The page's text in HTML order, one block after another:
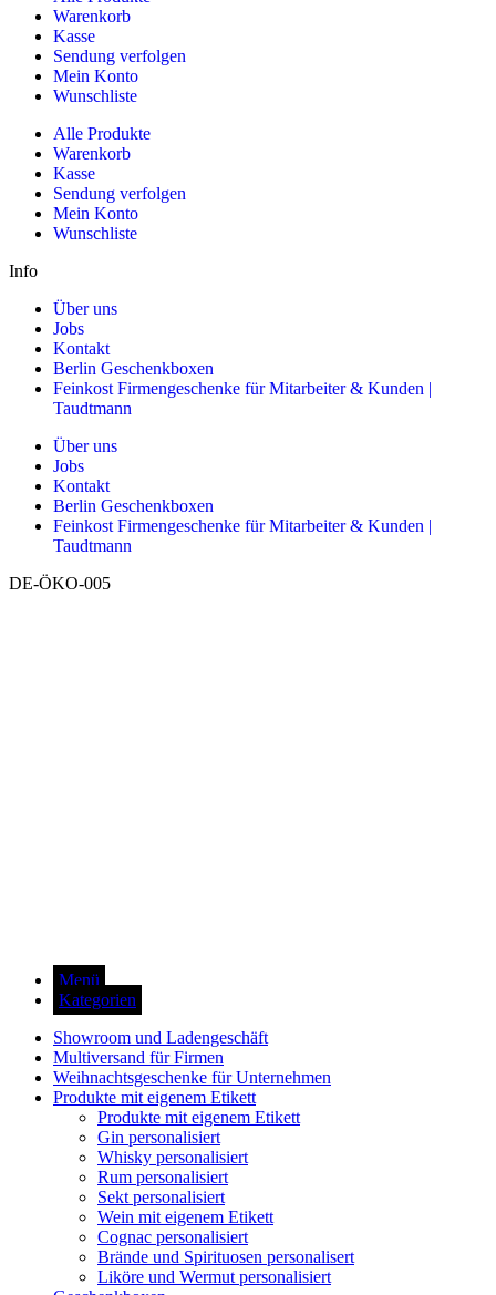
Warenkorb
Kasse
Sendung verfolgen
Mein Konto
Wunschliste
Alle Produkte
Warenkorb
Kasse
Sendung verfolgen
Mein Konto
Wunschliste
Info
Über uns
Jobs
Kontakt
Berlin Geschenkboxen
Feinkost Firmengeschenke für Mitarbeiter & Kunden |
Taudtmann
Über uns
Jobs
Kontakt
Berlin Geschenkboxen
Feinkost Firmengeschenke für Mitarbeiter & Kunden |
Taudtmann
DE-ÖKO-005
Menü
Kategorien
Showroom und Ladengeschäft
Multiversand für Firmen
Weihnachtsgeschenke für Unternehmen
Produkte mit eigenem Etikett
Produkte mit eigenem Etikett
Gin personalisiert
Whisky personalisiert
Rum personalisiert
Sekt personalisiert
Wein mit eigenem Etikett
Cognac personalisiert
Brände und Spirituosen personalisert
Liköre und Wermut personalisiert